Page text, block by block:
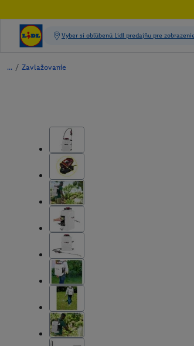
/ Zavlažovanie